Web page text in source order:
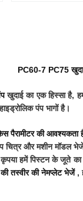
PC60-7 PC75
खुदाई का एक हिस्सा है,
पंप भागों है।
पैरामीटर की आवश्यकता
चित्र और मशीन मॉडल
कृपया हमें पिस्टन के
तस्वीर की नेमप्लेट भेजें ,